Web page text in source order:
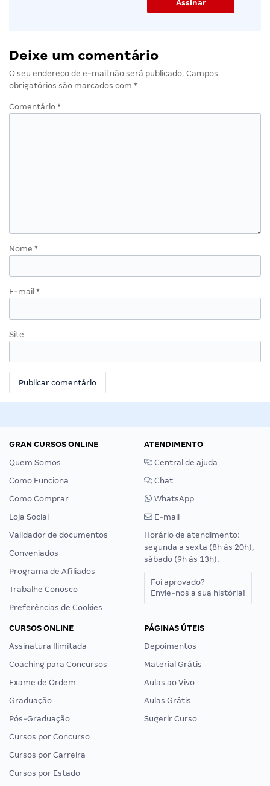
Deixe um comentário
O seu endereço de e-mail não será publicado. Campos
obrigatórios são marcados com *
Comentário *
Nome *
E-mail *
Site
GRAN CURSOS ONLINE
Quem Somos
Como Funciona
Como Comprar
Loja Social
Validador de documentos
Conveniados
Programa de Afiliados
Trabalhe Conosco
Preferências de Cookies
ATENDIMENTO
Central de ajuda
Chat
WhatsApp
E-mail
Horário de atendimento:
segunda a sexta (8h às 20h),
sábado (9h às 13h).
Foi aprovado?
Envie-nos a sua história!
CURSOS ONLINE
Assinatura Ilimitada
Coaching para Concursos
Exame de Ordem
Graduação
Pós-Graduação
Cursos por Concurso
Cursos por Carreira
Cursos por Estado
PÁGINAS ÚTEIS
Depoimentos
Material Grátis
Aulas ao Vivo
Aulas Grátis
Sugerir Curso